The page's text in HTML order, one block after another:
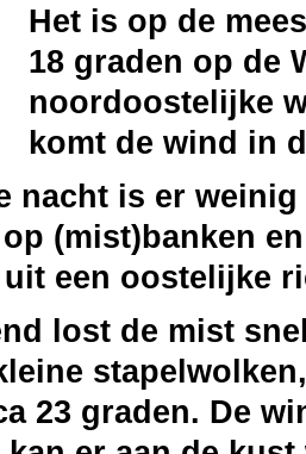
Het is op de
18 graden op de
noordoostelijke
komt de wind in
nacht is er
(mist)banken
een oostelijke
lost de mist
23 graden. De